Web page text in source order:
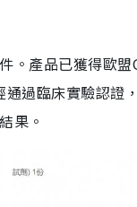
產品已獲得歐
過臨床實驗認證
果。